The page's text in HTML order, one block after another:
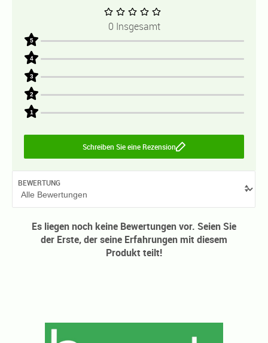
0 Insgesamt
5
4
3
2
1
Schreiben Sie eine Rezension
BEWERTUNG
Es liegen noch keine Bewertungen vor. Seien Sie
der Erste, der seine Erfahrungen mit diesem
Produkt teilt!